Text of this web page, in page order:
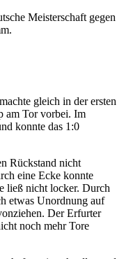
Meisterschaft gegen
gleich in der ersten
am Tor vorbei. Im
konnte das 1:0
Rückstand nicht
eine Ecke konnte
ließ nicht locker. Durch
etwas Unordnung auf
Der Erfurter
noch mehr Tore